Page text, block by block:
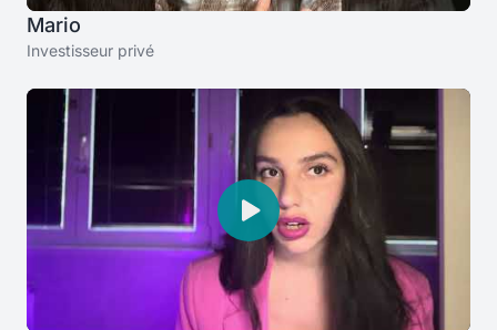
Mario
Investisseur privé